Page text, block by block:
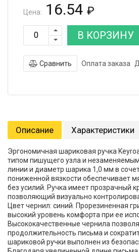
Цена: 16.54 ₽
В КОРЗИНУ
Сравнить Оплата заказа
Описание Характеристики
Эргономичная шариковая ручка
типом пишущего узла и
линии и диаметр шарика 1,0 мм в
пониженной вязкости обеспечивает
без усилий. Ручка имеет прозрачный
позволяющий визуально
Цвет чернил: синий. Прорезиненная
высокий уровень комфорта при ее
Высококачественные чернила
продолжительность письма и
шариковой ручки выполнен из